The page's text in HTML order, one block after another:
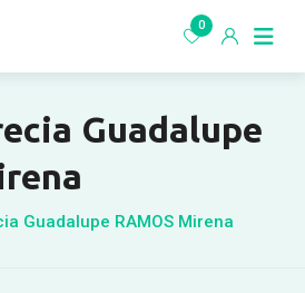
0
Guadalupe
Guadalupe RAMOS Mirena